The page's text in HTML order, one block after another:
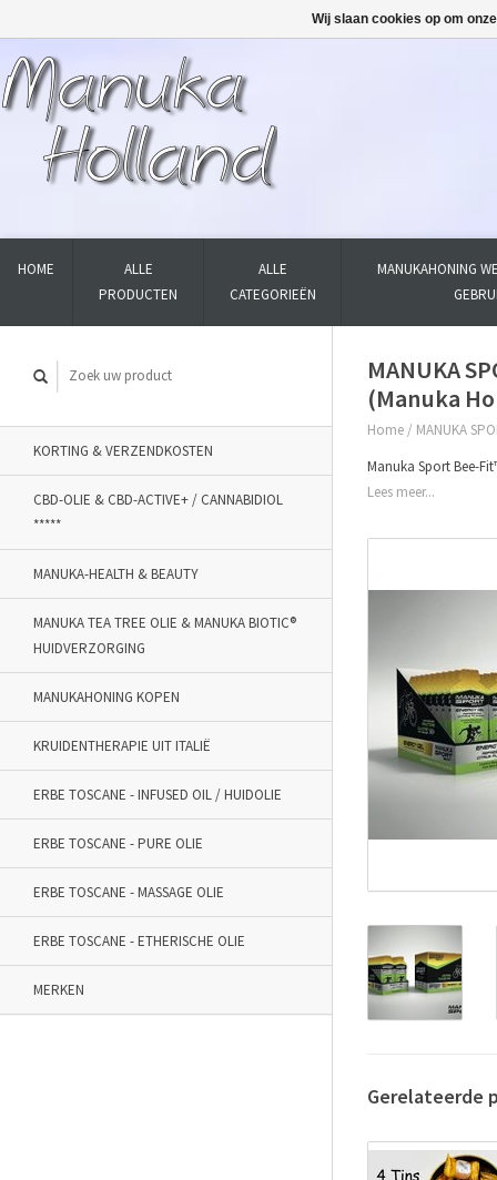
HOME
ALLE
PRODUCTEN
ALLE
CATEGORIEËN
MANUKAHONING
KORTING & VERZENDKOSTEN
CBD-OLIE & CBD-ACTIVE+ / CANNABIDIOL
*****
MANUKA-HEALTH & BEAUTY
MANUKA TEA TREE OLIE & MANUKA BIOTIC®
HUIDVERZORGING
MANUKAHONING KOPEN
KRUIDENTHERAPIE UIT ITALIË
ERBE TOSCANE - INFUSED OIL / HUIDOLIE
ERBE TOSCANE - PURE OLIE
ERBE TOSCANE - MASSAGE OLIE
ERBE TOSCANE - ETHERISCHE OLIE
MERKEN
MANUKA
(Manuka
Home / MANUKA
Manuka Sport Bee-
Lees meer...
Gerelateerde
Wij slaan cookies op om